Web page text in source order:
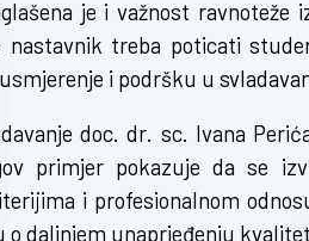
je i važnost
nastavnik treba poticati
i podršku u
doc. dr. sc. Ivana
primjer pokazuje da se
i profesionalnom
daljnjem unaprjeđenju